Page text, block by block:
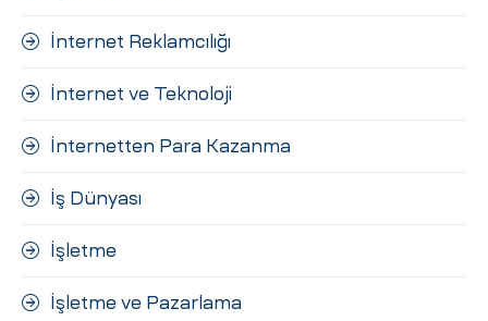
İnternet Reklamcılığı
İnternet ve Teknoloji
İnternetten Para Kazanma
İş Dünyası
İşletme
İşletme ve Pazarlama